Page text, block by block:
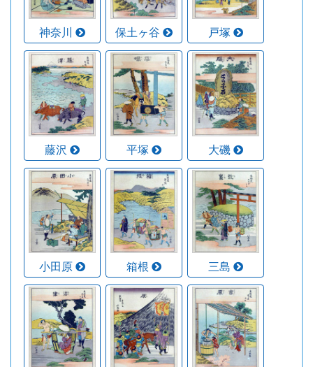
神奈川 保土ヶ谷 戸塚
藤沢 平塚 大磯
小田原 箱根 三島